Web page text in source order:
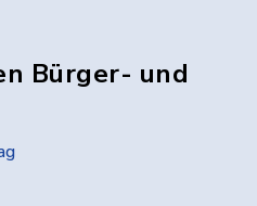
Bürger- und